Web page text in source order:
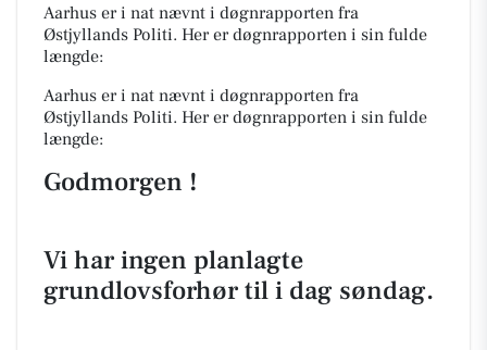
Aarhus er i nat nævnt i døgnrapporten fra
Østjyllands Politi. Her er døgnrapporten i sin fulde
længde:
Aarhus er i nat nævnt i døgnrapporten fra
Østjyllands Politi. Her er døgnrapporten i sin fulde
længde:
Godmorgen !
Vi har ingen planlagte
grundlovsforhør til i dag søndag.